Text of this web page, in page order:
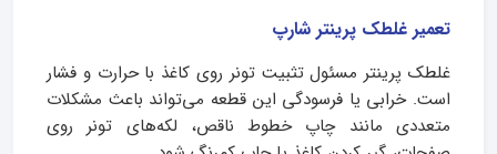
تعمیر غلطک پرینتر شارپ
غلطک پرینتر مسئول تثبیت تونر روی کاغذ با حرارت و فشار
است. خرابی یا فرسودگی این قطعه می‌تواند باعث مشکلات
متعددی مانند چاپ خطوط ناقص، لکه‌های تونر روی